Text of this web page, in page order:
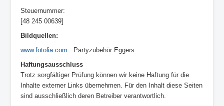
Steuernummer:
[48 245 00639]
Bildquellen:
www.fotolia.com Partyzubehör Eggers
Haftungsausschluss
Trotz sorgfältiger Prüfung können wir keine Haftung für die
Inhalte externer Links übernehmen. Für den Inhalt diese Seiten
sind ausschließlich deren Betreiber verantwortlich.